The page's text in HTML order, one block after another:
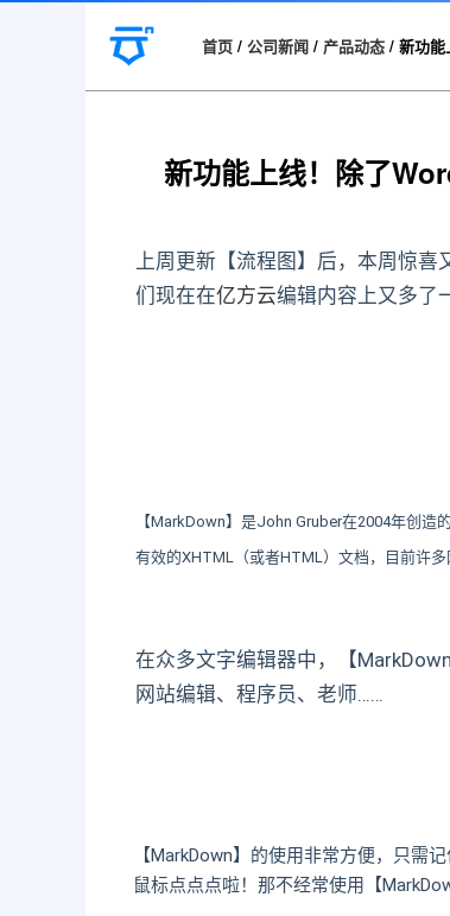
首页 / 公司新闻 / 产品动态 / 新功能
新功能上线！除了
上周更新【流程图】后，本周惊喜
们现在在亿方云编辑内容上又多了
【MarkDown】是John Gruber在2004年创
有效的XHTML（或者HTML）文档，目前许
在众多文字编辑器中，【
网站编辑、程序员、老师……
【MarkDown】的使用非常方便，只需
鼠标点点点啦！那不经常使用【